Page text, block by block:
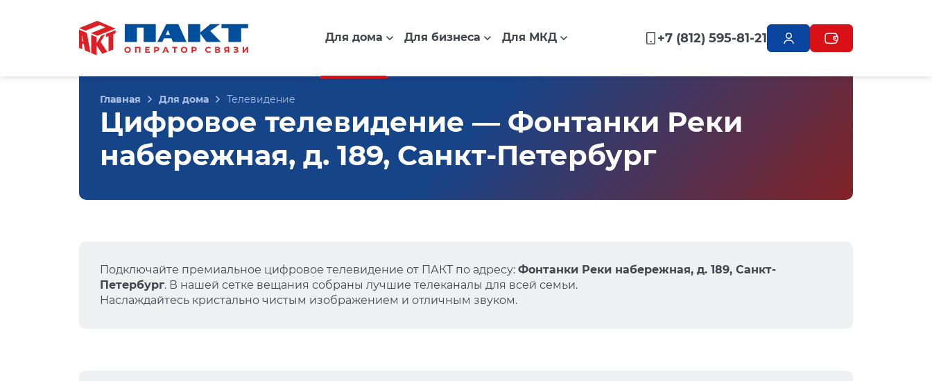
Для дома Для бизнеса Для МКД +7 (812) 595-81-21
Главная Для дома Телевидение
Цифровое телевидение — Фонтанки Реки
набережная, д. 189, Санкт-Петербург
Подключайте премиальное цифровое телевидение от ПАКТ по адресу: Фонтанки Реки набережная, д. 189, Санкт-
Петербург. В нашей сетке вещания собраны лучшие телеканалы для всей семьи.
Наслаждайтесь кристально чистым изображением и отличным звуком.